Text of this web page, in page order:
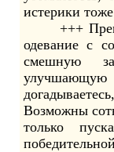
истерики
+++
одевание с
смешную
улучшающую
Возможны
только